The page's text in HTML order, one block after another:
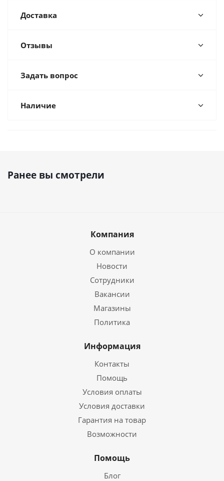
Доставка
Отзывы
Задать вопрос
Наличие
Ранее вы смотрели
Компания
О компании
Новости
Сотрудники
Вакансии
Магазины
Политика
Информация
Контакты
Помощь
Условия оплаты
Условия доставки
Гарантия на товар
Возможности
Помощь
Блог